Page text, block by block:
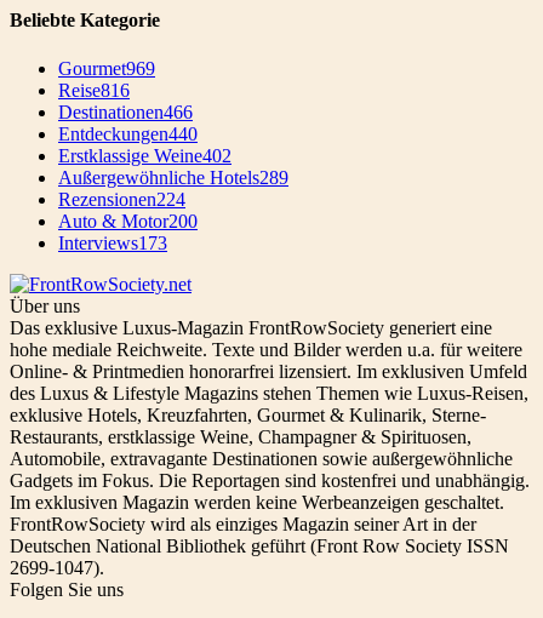
Beliebte Kategorie
Gourmet969
Reise816
Destinationen466
Entdeckungen440
Erstklassige Weine402
Außergewöhnliche Hotels289
Rezensionen224
Auto & Motor200
Interviews173
Über uns
Das exklusive Luxus-Magazin FrontRowSociety generiert eine
hohe mediale Reichweite. Texte und Bilder werden u.a. für weitere
Online- & Printmedien honorarfrei lizensiert. Im exklusiven Umfeld
des Luxus & Lifestyle Magazins stehen Themen wie Luxus-Reisen,
exklusive Hotels, Kreuzfahrten, Gourmet & Kulinarik, Sterne-
Restaurants, erstklassige Weine, Champagner & Spirituosen,
Automobile, extravagante Destinationen sowie außergewöhnliche
Gadgets im Fokus. Die Reportagen sind kostenfrei und unabhängig.
Im exklusiven Magazin werden keine Werbeanzeigen geschaltet.
FrontRowSociety wird als einziges Magazin seiner Art in der
Deutschen National Bibliothek geführt (Front Row Society ISSN
2699-1047).
Folgen Sie uns